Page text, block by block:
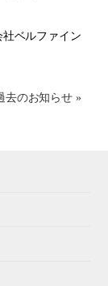
社ベルファイン
去のお知らせ »